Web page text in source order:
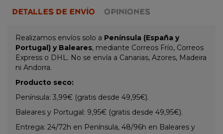
DETALLES DE ENVÍO OPINIONES
Realizamos envíos solo a Península (España y
Portugal) y Baleares, mediante Correos Frío, Correos
Express o DHL. No se envía a Canarias, Azores, Madeira
ni Andorra.
Producto seco:
Península: 3,99€ (gratis desde 49,95€).
Baleares y Portugal: 9,95€ (gratis desde 49,95€).
Entrega: 24/72h en Península, 48/96h en Baleares y